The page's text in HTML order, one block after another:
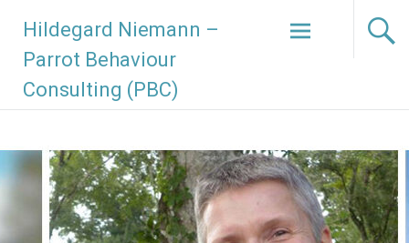
Hildegard Niemann –
Parrot Behaviour
Consulting (PBC)